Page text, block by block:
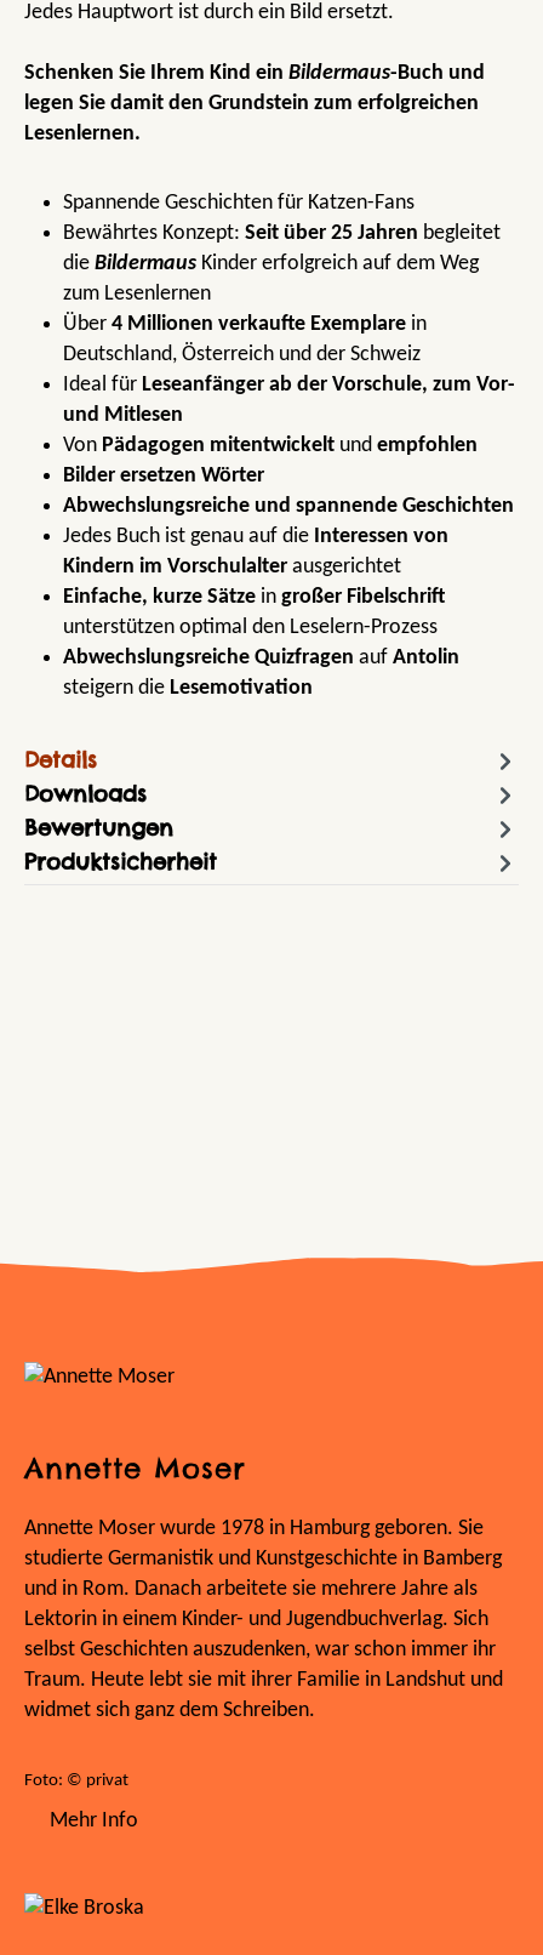
Jedes Hauptwort ist durch ein Bild ersetzt.
Schenken Sie Ihrem Kind ein Bildermaus-Buch und
legen Sie damit den Grundstein zum erfolgreichen
Lesenlernen.
Spannende Geschichten für Katzen-Fans
Bewährtes Konzept: Seit über 25 Jahren begleitet
die Bildermaus Kinder erfolgreich auf dem Weg
zum Lesenlernen
Über 4 Millionen verkaufte Exemplare in
Deutschland, Österreich und der Schweiz
Ideal für Leseanfänger ab der Vorschule, zum Vor-
und Mitlesen
Von Pädagogen mitentwickelt und empfohlen
Bilder ersetzen Wörter
Abwechslungsreiche und spannende Geschichten
Jedes Buch ist genau auf die Interessen von
Kindern im Vorschulalter ausgerichtet
Einfache, kurze Sätze in großer Fibelschrift
unterstützen optimal den Leselern-Prozess
Abwechslungsreiche Quizfragen auf Antolin
steigern die Lesemotivation
Details
Downloads
Bewertungen
Produktsicherheit
Annette Moser
Annette Moser wurde 1978 in Hamburg geboren. Sie
studierte Germanistik und Kunstgeschichte in Bamberg
und in Rom. Danach arbeitete sie mehrere Jahre als
Lektorin in einem Kinder- und Jugendbuchverlag. Sich
selbst Geschichten auszudenken, war schon immer ihr
Traum. Heute lebt sie mit ihrer Familie in Landshut und
widmet sich ganz dem Schreiben.
Foto: © privat
Mehr Info